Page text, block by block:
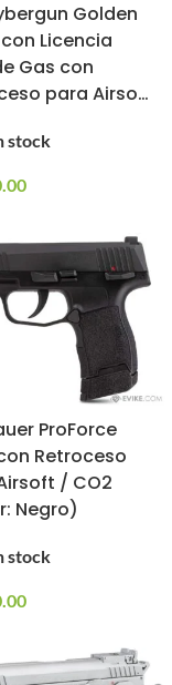
Golden
Licencia
Gas con
para Airsoft
stock
ProForce
Retroceso
/ CO2
Negro)
stock